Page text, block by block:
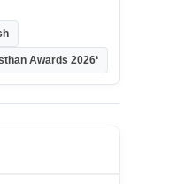
Awards 2026‘